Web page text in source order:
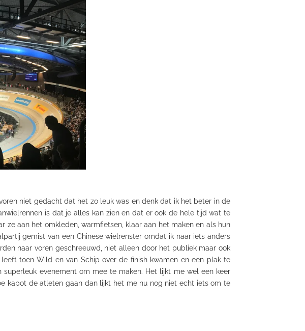
niet gedacht dat het zo leuk was en denk dat ik het beter in de
is dat jealles kan zien en dat er ook de hele tijd wat te
ze aan het omkleden, warmfietsen, klaar aan het maken en als hun
gemist van een Chinese wielrenster omdat ik naar iets anders
naar voren geschreeuwd, niet alleen door het publiek maar ook
toen Wild en van Schip over de finish kwamen en een plak te
evenement om mee te maken. Het lijkt me wel een keer
kapot de atleten gaan dan lijkt het me nu nog niet echt iets om te